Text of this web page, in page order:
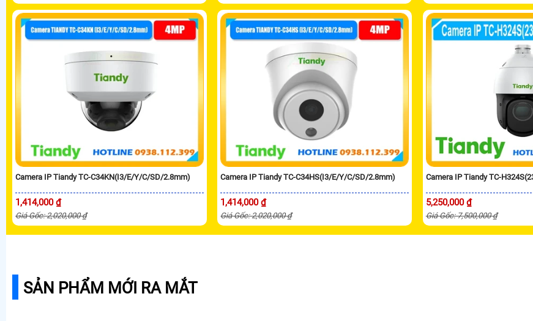
Camera IP Tiandy TC-C34KN(I3/E/Y/C/SD/2.8mm)
1,414,000 ₫
Giá Gốc: 2,020,000 ₫
Camera IP Tiandy TC-C34HS(I3/E/Y/C/SD/2.8mm)
1,414,000 ₫
Giá Gốc: 2,020,000 ₫
Camera IP Tiandy TC-
5,250,000 ₫
Giá Gốc: 7,500,000 ₫
SẢN PHẨM MỚI RA MẮT